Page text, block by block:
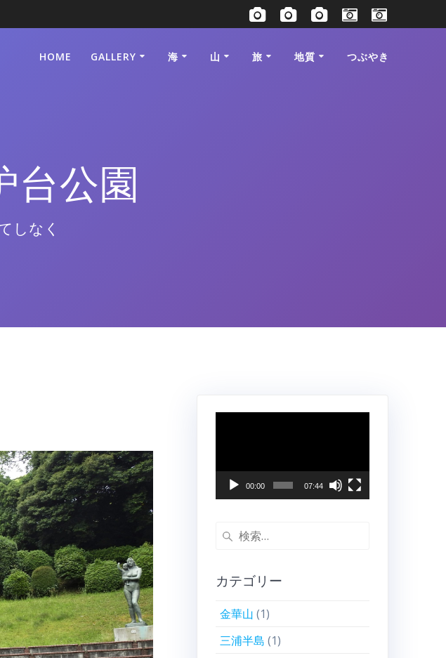
HOME GALLERY 海 山 旅 地質 つぶやき
台公園
しなく
レ
ヤ
00:00 07:44
検
カテゴリー
金華山 (1)
三浦半島 (1)